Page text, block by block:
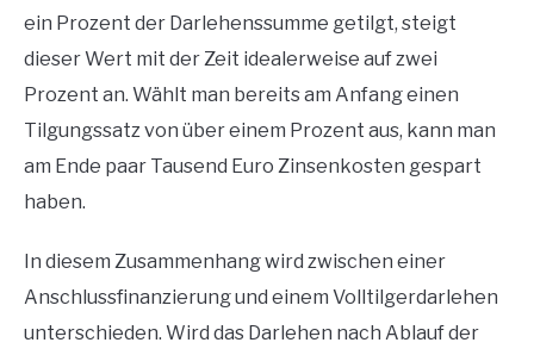
ein Prozent der Darlehenssumme getilgt, steigt
dieser Wert mit der Zeit idealerweise auf zwei
Prozent an. Wählt man bereits am Anfang einen
Tilgungssatz von über einem Prozent aus, kann man
am Ende paar Tausend Euro Zinsenkosten gespart
haben.
In diesem Zusammenhang wird zwischen einer
Anschlussfinanzierung und einem Volltilgerdarlehen
unterschieden. Wird das Darlehen nach Ablauf der